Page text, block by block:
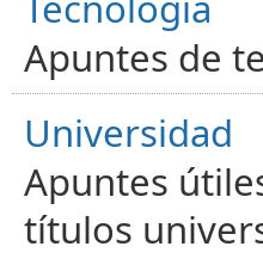
Apuntes de
Universidad
Apuntes
títulos